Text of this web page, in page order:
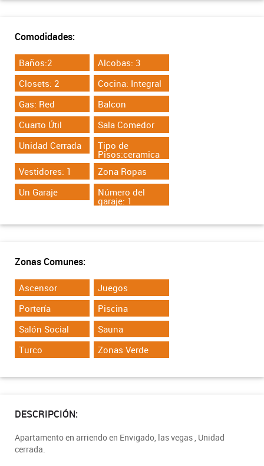
Comodidades:
Baños:2
Alcobas: 3
Closets: 2
Cocina: Integral
Gas: Red
Balcon
Cuarto Útil
Sala Comedor
Unidad Cerrada
Tipo de
Pisos:ceramica
Vestidores: 1
Zona Ropas
Un Garaje
Número del
garaje: 1
Zonas Comunes:
Ascensor
Juegos
Portería
Piscina
Salón Social
Sauna
Turco
Zonas Verde
DESCRIPCIÓN:
Apartamento en arriendo en Envigado, las vegas , Unidad
cerrada.